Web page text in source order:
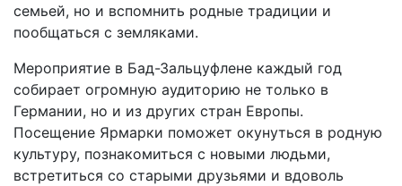
семьей, но и вспомнить родные традиции и
пообщаться с земляками.
Мероприятие в Бад-Зальцуфлене каждый год
собирает огромную аудиторию не только в
Германии, но и из других стран Европы.
Посещение Ярмарки поможет окунуться в родную
культуру, познакомиться с новыми людьми,
встретиться со старыми друзьями и вдоволь